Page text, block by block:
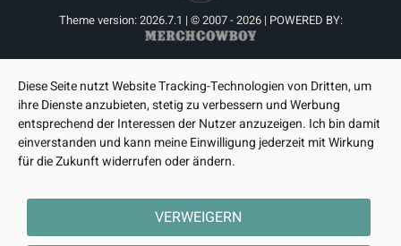
Theme version: 2026.7.1 | © 2007 - 2026 | POWERED BY:
Diese Seite nutzt Website Tracking-Technologien von Dritten, um
ihre Dienste anzubieten, stetig zu verbessern und Werbung
entsprechend der Interessen der Nutzer anzuzeigen. Ich bin damit
einverstanden und kann meine Einwilligung jederzeit mit Wirkung
für die Zukunft widerrufen oder ändern.
VERWEIGERN